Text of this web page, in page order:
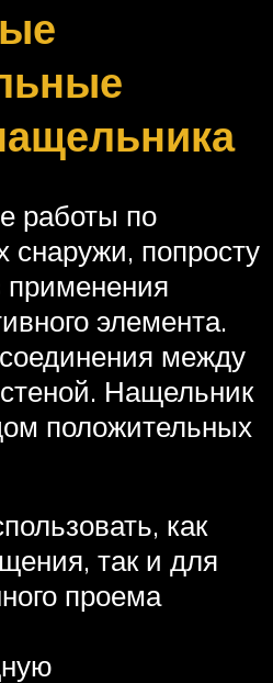
работы по
снаружи, попросту
элемента.
между
Нащельник
положительных
как
так и для
проема